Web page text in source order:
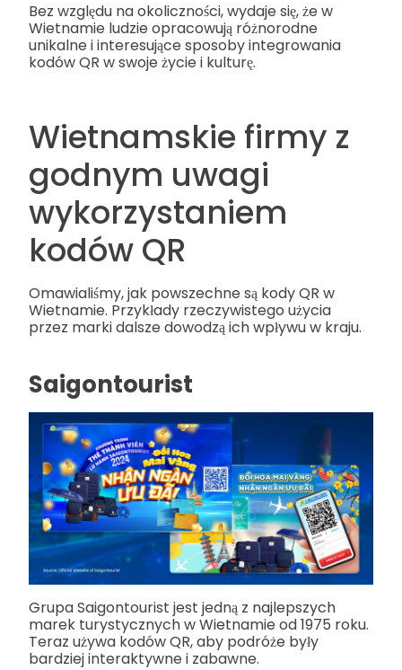
Bez względu na okoliczności, wydaje się, że w
Wietnamie ludzie opracowują różnorodne
unikalne i interesujące sposoby integrowania
kodów QR w swoje życie i kulturę.
Wietnamskie firmy z
godnym uwagi
wykorzystaniem
kodów QR
Omawialiśmy, jak powszechne są kody QR w
Wietnamie. Przykłady rzeczywistego użycia
przez marki dalsze dowodzą ich wpływu w kraju.
Saigontourist
Grupa Saigontourist jest jedną z najlepszych
marek turystycznych w Wietnamie od 1975 roku.
Teraz używa kodów QR, aby podróże były
bardziej interaktywne i zabawne.